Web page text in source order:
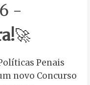
-
🚀
Penais
novo Concurso